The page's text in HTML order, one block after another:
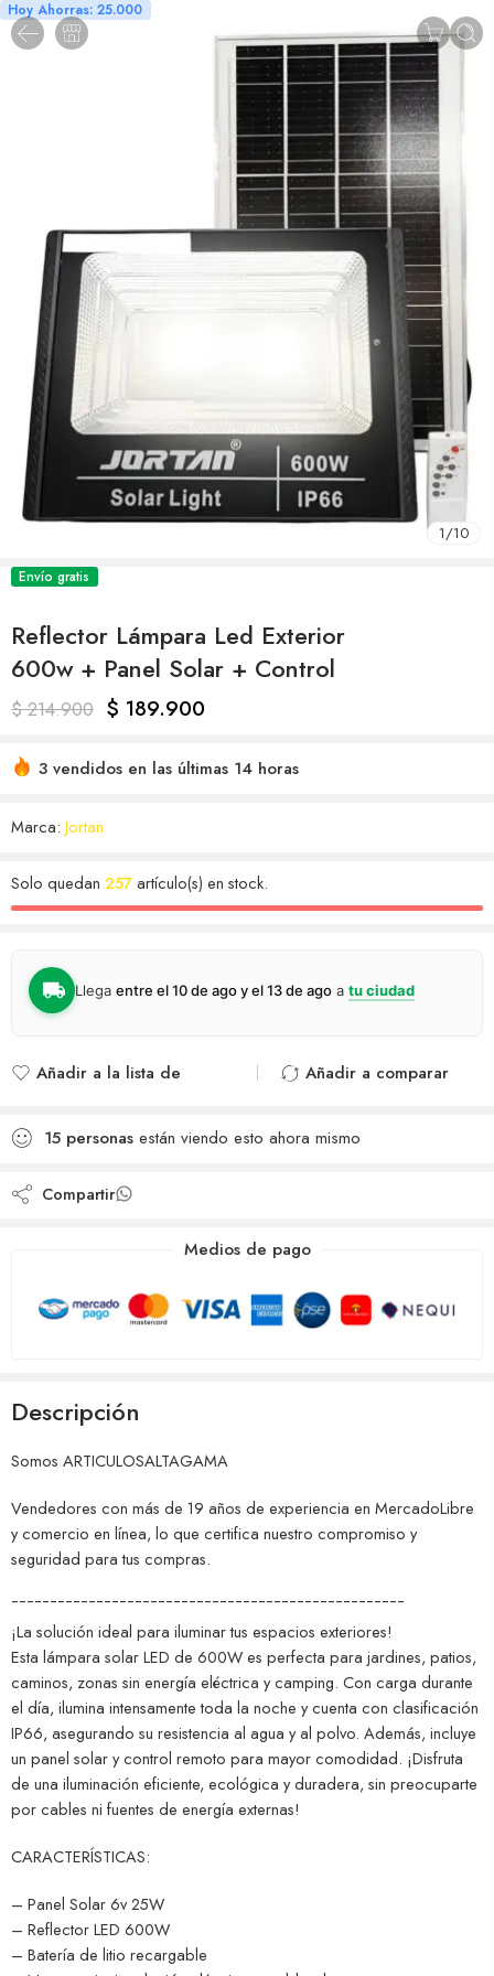
1/10
Hoy Ahorras: 25.000
Envío gratis
Reflector Lámpara Led Exterior
600w + Panel Solar + Control
$214.900 $ 189.900
3 vendidos en las últimas 14 horas
Marca: Jortan
Solo quedan 257artículo(s) en stock.
Llega entre el 10 de ago y el 13 de ago a tu ciudad
Añadir a la lista de
Añadido a la lista de
deseos
Añadir a comparar
15 personas están viendo esto ahora mismo
Compartir
Medios de pago
Descripción
Somos ARTICULOSALTAGAMA
Vendedores con más de 19 años de experiencia en MercadoLibre
y comercio en línea, lo que certifica nuestro compromiso y
seguridad para tus compras.
¯¯¯¯¯¯¯¯¯¯¯¯¯¯¯¯¯¯¯¯¯¯¯¯¯¯¯¯¯¯¯¯¯¯¯¯¯¯¯¯¯¯¯¯¯¯¯¯¯¯¯
¡La solución ideal para iluminar tus espacios exteriores!
Esta lámpara solar LED de 600W es perfecta para jardines, patios,
caminos, zonas sin energía eléctrica y camping. Con carga durante
el día, ilumina intensamente toda la noche y cuenta con clasificación
IP66, asegurando su resistencia al agua y al polvo. Además, incluye
un panel solar y control remoto para mayor comodidad. ¡Disfruta
de una iluminación eficiente, ecológica y duradera, sin preocuparte
por cables ni fuentes de energía externas!
CARACTERÍSTICAS:
– Panel Solar 6v 25W
– Reflector LED 600W
– Batería de litio recargable